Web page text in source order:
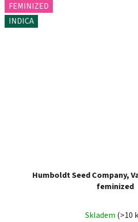
FEMINIZED
INDICA
Humboldt Seed Company,
feminized
Skladem (>10